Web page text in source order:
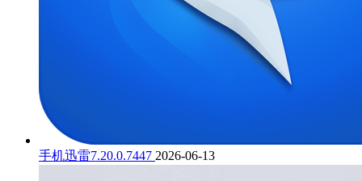
手机迅雷7.20.0.7447 2026-06-13